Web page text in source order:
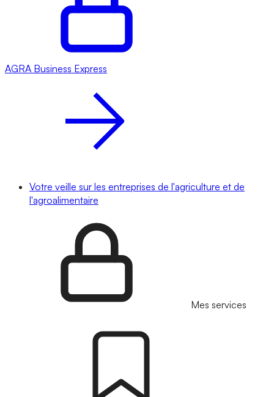
AGRA Business Express
Votre veille sur les entreprises de l'agriculture et de
l'agroalimentaire
Mes services